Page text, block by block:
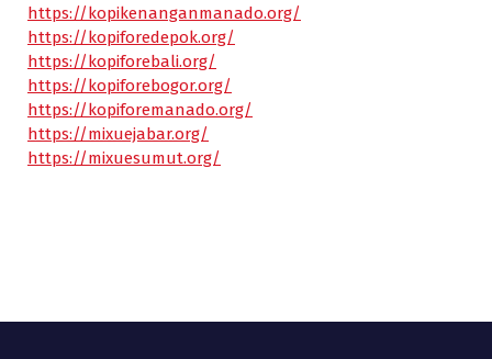
https://kopikenanganmanado.org/
https://kopiforedepok.org/
https://kopiforebali.org/
https://kopiforebogor.org/
https://kopiforemanado.org/
https://mixuejabar.org/
https://mixuesumut.org/